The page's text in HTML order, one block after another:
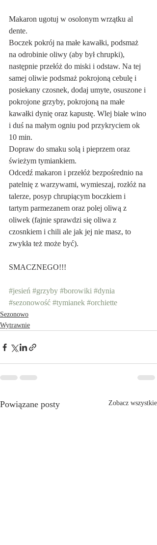
Makaron ugotuj w osolonym wrzątku al
dente.
Boczek pokrój na małe kawałki, podsmaż
na odrobinie oliwy (aby był chrupki),
następnie przełóż do miski i odstaw. Na tej
samej oliwie podsmaż pokrojoną cebulę i
posiekany czosnek, dodaj umyte, osuszone i
pokrojone grzyby, pokrojoną na małe
kawałki dynię oraz kapustę. Wlej białe wino
i duś na małym ogniu pod przykryciem ok
10 min.
Dopraw do smaku solą i pieprzem oraz
świeżym tymiankiem.
Odcedź makaron i przełóż bezpośrednio na
patelnię z warzywami, wymieszaj, rozłóż na
talerze, posyp chrupiącym boczkiem i
tartym parmezanem oraz polej oliwą z
oliwek (fajnie sprawdzi się oliwa z
czosnkiem i chili ale jak jej nie masz, to
zwykła też może być).
SMACZNEGO!!!
#jesień #grzyby #borowiki #dynia
#sezonowość #tymianek #orchiette
Sezonowo
Wytrawnie
Powiązane posty Zobacz wszystkie